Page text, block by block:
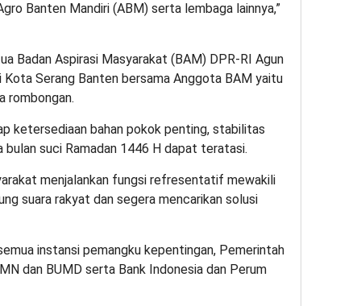
Banten Mandiri (ABM) serta lembaga lainnya,”
Badan Aspirasi Masyarakat (BAM) DPR-RI Agun
Kota Serang Banten bersama Anggota BAM yaitu
rombongan.
ketersediaan bahan pokok penting, stabilitas
bulan suci Ramadan 1446 H dapat teratasi.
menjalankan fungsi refresentatif mewakili
suara rakyat dan segera mencarikan solusi
instansi pemangku kepentingan, Pemerintah
dan BUMD serta Bank Indonesia dan Perum